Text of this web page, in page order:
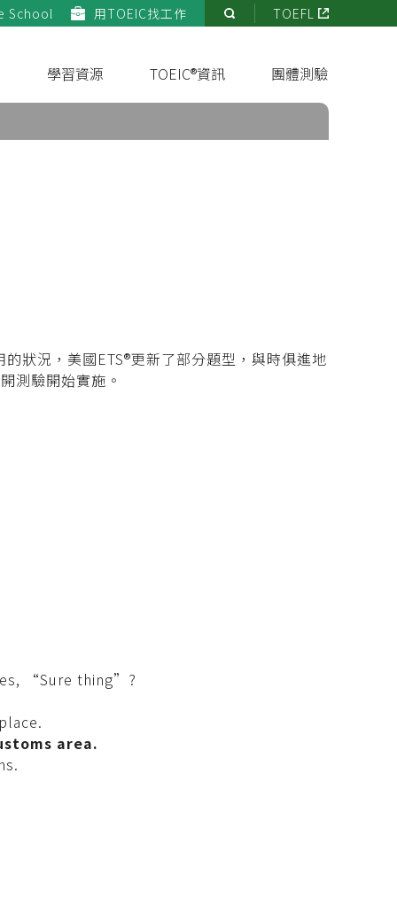
School 用TOEIC找工作
站
TOEFL
學習資源 TOEIC®資訊 團體測驗
狀況，美國ETS®更新了部分題型，與時俱進地
測驗開始實施。
“Sure thing”?
area.